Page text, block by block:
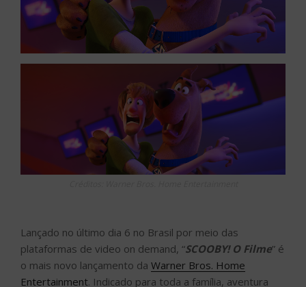
Lançado no último dia 6 no Brasil por meio das
plataformas de video on demand, “SCOOBY! O Filme” é
o mais novo lançamento da Warner Bros. Home
Entertainment. Indicado para toda a família, aventura